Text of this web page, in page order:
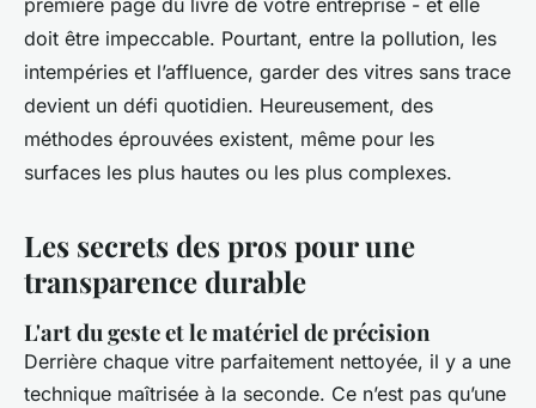
première page du livre de votre entreprise - et elle
doit être impeccable. Pourtant, entre la pollution, les
intempéries et l’affluence, garder des vitres sans trace
devient un défi quotidien. Heureusement, des
méthodes éprouvées existent, même pour les
surfaces les plus hautes ou les plus complexes.
Les secrets des pros pour une
transparence durable
L'art du geste et le matériel de précision
Derrière chaque vitre parfaitement nettoyée, il y a une
technique maîtrisée à la seconde. Ce n’est pas qu’une